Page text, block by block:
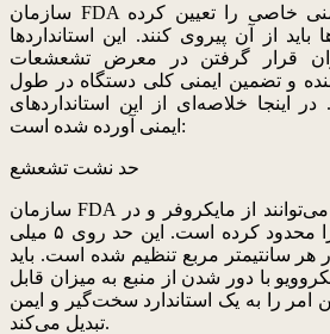
سازمان FDA استانداردهای عملکرد ایمنی خاصی را تعیین کرده
از آن پیروی کنند. این استانداردها
قرار گرفتن در معرض تشعشعات
و تضمین ایمنی کلی دستگاه در طول
اینجا خلاصه‌ای از این استانداردهای
ایمنی آورده شده است:
حد نشت تشعشع
سازمان FDA مقدار مایکروویوهایی که می‌توانند از مایکروفر و در
طول عمرش نشت کند را محدود کرده است. این حد روی ۵ میلی
هر سانتیمتر مربع تنظیم شده است. باید
با دور شدن از منبع به میزان قابل
امر را به یک استاندارد سخت‌گیر و ایمن
تبدیل می‌کند.